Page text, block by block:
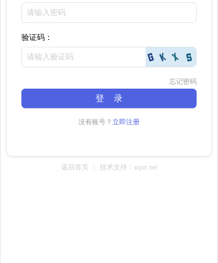
验证码：
忘记密码
登 录
没有账号？ 立即注册
返回首页 技术支持：wpzt.net